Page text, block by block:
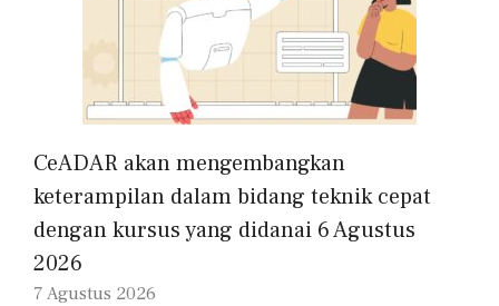
CeADAR akan mengembangkan
keterampilan dalam bidang teknik cepat
dengan kursus yang didanai 6 Agustus
2026
7 Agustus 2026